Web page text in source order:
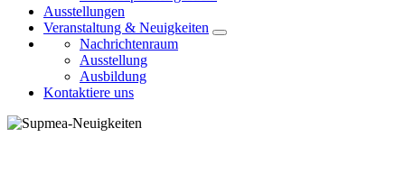
Ausstellungen
Veranstaltung & Neuigkeiten
Nachrichtenraum
Ausstellung
Ausbildung
Kontaktiere uns